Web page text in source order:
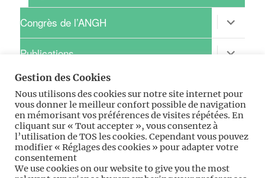
Congrès de l’ANGH
ouvrir
le
sous-
menu
Publications
ouvrir
Recherche clinique
le
sous-
menu
Pratique
ouvrir
le
sous-
menu
Professionnel
ouvrir
le
menu
ouvrir
Gestion des Cookies
Nous utilisons des cookies sur notre site internet pour
vous donner le meilleur confort possible de navigation
en mémorisant vos préférences de visites répétées. En
cliquant sur « Tout accepter », vous consentez à
l’utilisation de TOS les cookies. Cependant vous pouvez
modifier « Réglages des cookies » pour adapter votre
consentement
We use cookies on our website to give you the most